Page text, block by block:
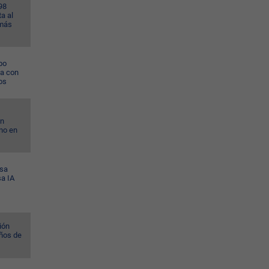
al
con
en
IA
de